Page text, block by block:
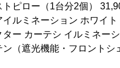
ピロー（1台分2個）
ルミネーション ホワイト
ー カーテシ イルミネー
（遮光機能・フロントシ